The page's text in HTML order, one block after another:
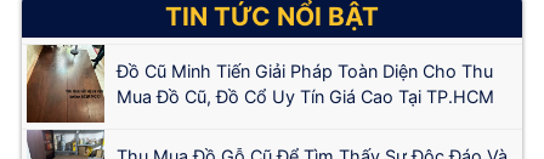
TIN TỨC NỔI BẬT
Đồ Cũ Minh Tiến Giải Pháp Toàn Diện Cho Thu
Mua Đồ Cũ, Đồ Cổ Uy Tín Giá Cao Tại TP.HCM